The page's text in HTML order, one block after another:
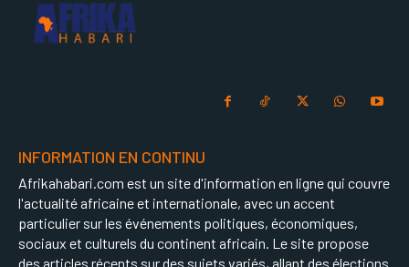
INFORMATION EN CONTINU
Afrikahabari.com est un site d'information en ligne qui couvre
l'actualité africaine et internationale, avec un accent
particulier sur les événements politiques, économiques,
sociaux et culturels du continent africain. Le site propose
des articles récents sur des sujets variés, allant des élections